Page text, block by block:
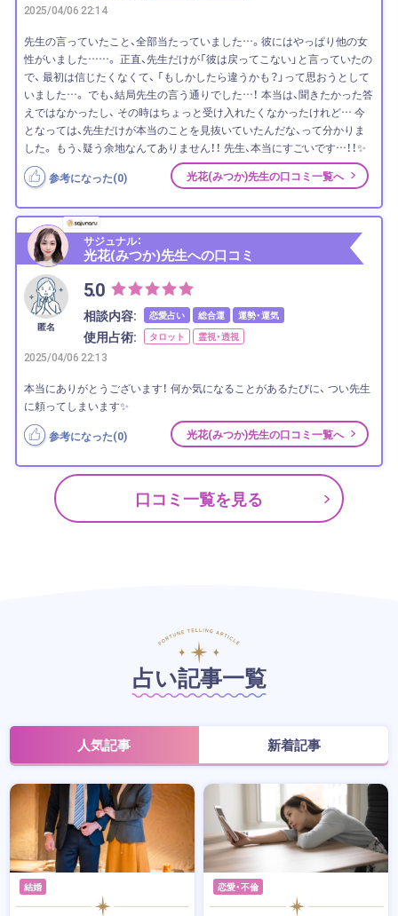
2025/04/06 22:14
先生の言っていたこと、全部当たっていました…。彼にはやっぱり他の女
性がいました……。 正直、先生だけが「彼は戻ってこない」と言っていたの
で、 最初は信じたくなくて、 「もしかしたら違うかも？」って思おうとして
いました…。 でも、結局先生の言う通りでした…！ 本当は、聞きたかった答
えではなかったし、 その時はちょっと受け入れたくなかったけれど… 今
となっては、先生だけが本当のことを見抜いていたんだな、って分かりま
した。 もう、疑う余地なんてありません！！ 先生、本当にすごいです…！！✨
参考になった(0) 光花(みつか)先生の口コミ一覧へ
サジュナル：
光花(みつか)先生への口コミ
匿名
5.0
相談内容: 恋愛占い 総合運 運勢・運気
使用占術: タロット 霊視・透視
2025/04/06 22:13
本当にありがとうございます！ 何か気になることがあるたびに、 つい先生
に頼ってしまいます✨
参考になった(0) 光花(みつか)先生の口コミ一覧へ
口コミ一覧を見る
占い記事一覧
人気記事 新着記事
結婚 恋愛・不倫